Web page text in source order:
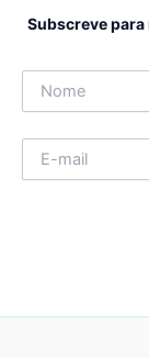
Subscreve